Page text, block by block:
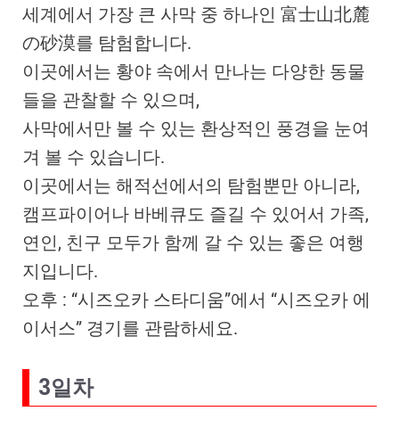
세계에서 가장 큰 사막 중 하나인 富士山北麓
の砂漠를 탐험합니다.
이곳에서는 황야 속에서 만나는 다양한 동물
들을 관찰할 수 있으며,
사막에서만 볼 수 있는 환상적인 풍경을 눈여
겨 볼 수 있습니다.
이곳에서는 해적선에서의 탐험뿐만 아니라,
캠프파이어나 바베큐도 즐길 수 있어서 가족,
연인, 친구 모두가 함께 갈 수 있는 좋은 여행
지입니다.
오후 : “시즈오카 스타디움”에서 “시즈오카 에
이서스” 경기를 관람하세요.
3일차